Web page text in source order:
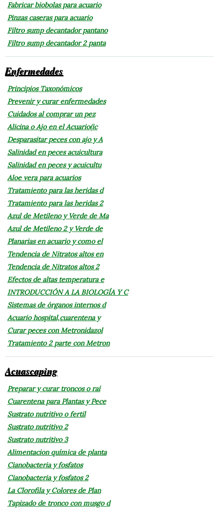
Fabricar biobolas para acuario
Pinzas caseras para acuario
Filtro sump decantador pantano
Filtro sump decantador 2 panta
Enfermedades
Principios Taxonómicos
Prevenir y curar enfermedades
Cuidados al comprar un pez
Alicina o Ajo en el Acuario(ic
Desparasitar peces con ajo y A
Salinidad en peces acuicultura
Salinidad en peces y acuicultu
Aloe vera para acuarios
Tratamiento para las heridas d
Tratamiento para las heridas 2
Azul de Metileno y Verde de Ma
Azul de Metileno 2 y Verde de
Planarias en acuario y como el
Tendencia de Nitratos altos en
Tendencia de Nitratos altos 2
Efectos de altas temperatura e
INTRODUCCIÓN A LA BIOLOGÍA Y C
Sistemas de órganos internos d
Acuario hospital,cuarentena y
Curar peces con Metronidazol
Tratamiento 2 parte con Metron
Acuascaping
Preparar y curar troncos o raí
Cuarentena para Plantas y Pece
Sustrato nutritivo o fertil
Sustrato nutritivo 2
Sustrato nutritivo 3
Alimentacion química de planta
Cianobacteria y fosfatos
Cianobacteria y fosfatos 2
La Clorofila y Colores de Plan
Tapizado de tronco con musgo d